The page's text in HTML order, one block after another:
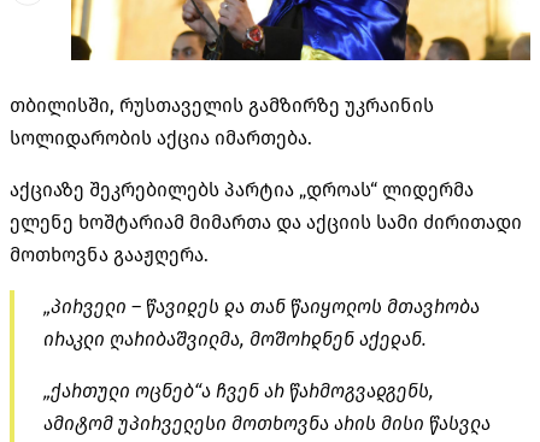
თბილისში, რუსთაველის გამზირზე უკრაინის
სოლიდარობის აქცია იმართება.
აქციაზე შეკრებილებს პარტია „დროას“ ლიდერმა
ელენე ხოშტარიამ მიმართა და აქციის სამი ძირითადი
მოთხოვნა გააჟღერა.
„პირველი – წავიდეს და თან წაიყოლოს მთავრობა
ირაკლი ღარიბაშვილმა, მოშორდნენ აქედან.
„ქართული ოცნებ“ა ჩვენ არ წარმოგვადგენს,
ამიტომ უპირველესი მოთხოვნა არის მისი წასვლა